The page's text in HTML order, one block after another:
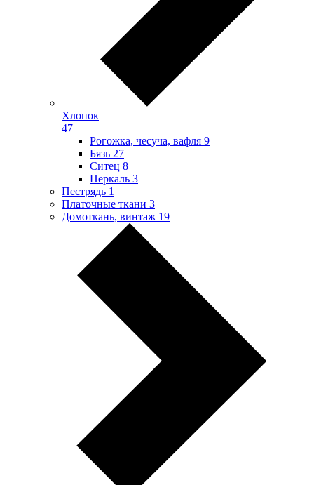
Хлопок
47
Рогожка, чесуча, вафля 9
Бязь 27
Ситец 8
Перкаль 3
Пестрядь 1
Платочные ткани 3
Домоткань, винтаж 19